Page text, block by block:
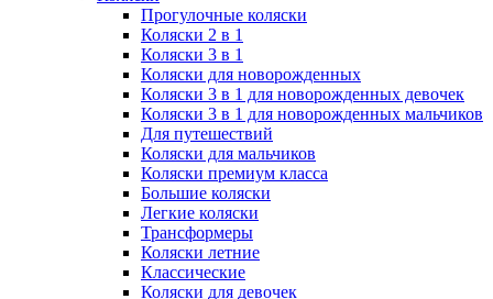
Прогулочные коляски
Коляски 2 в 1
Коляски 3 в 1
Коляски для новорожденных
Коляски 3 в 1 для новорожденных девочек
Коляски 3 в 1 для новорожденных мальчиков
Для путешествий
Коляски для мальчиков
Коляски премиум класса
Большие коляски
Легкие коляски
Трансформеры
Коляски летние
Классические
Коляски для девочек